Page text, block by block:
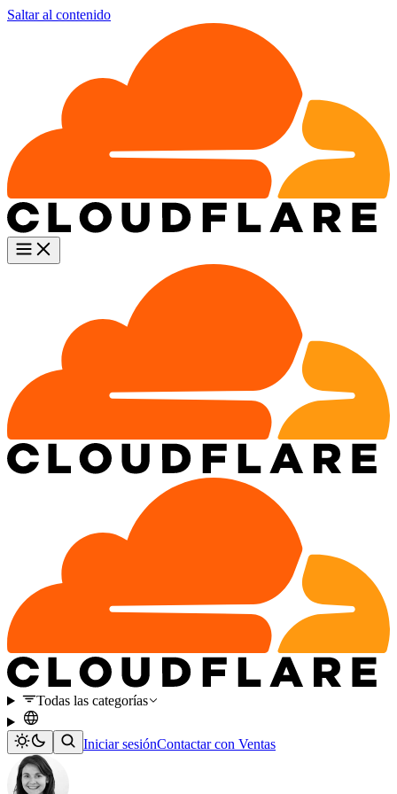
Saltar al contenido
Todas las categorías
Iniciar sesiónContactar con Ventas